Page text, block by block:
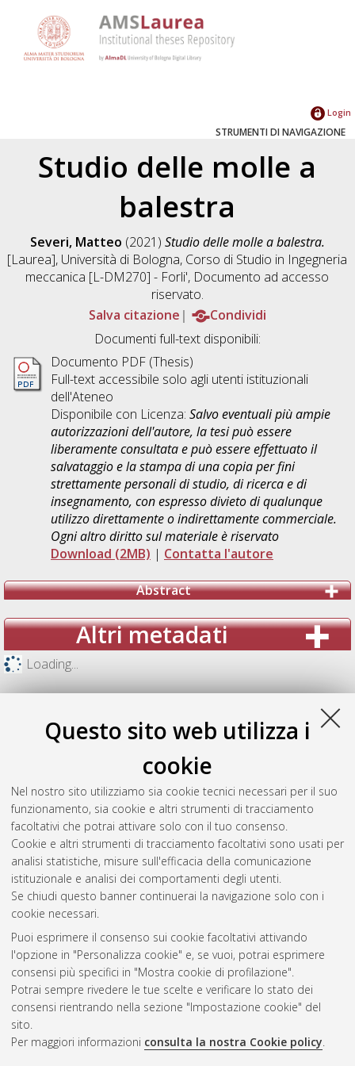
Questo sito web utilizza i
cookie
Nel nostro sito utilizziamo sia cookie tecnici necessari per il suo
funzionamento, sia cookie e altri strumenti di tracciamento
facoltativi che potrai attivare solo con il tuo consenso.
Cookie e altri strumenti di tracciamento facoltativi sono usati per
analisi statistiche, misure sull'efficacia della comunicazione
istituzionale e analisi dei comportamenti degli utenti.
Se chiudi questo banner continuerai la navigazione solo con i
cookie necessari.
Puoi esprimere il consenso sui cookie facoltativi attivando
l'opzione in "Personalizza cookie" e, se vuoi, potrai esprimere
consensi più specifici in "Mostra cookie di profilazione".
Potrai sempre rivedere le tue scelte e verificare lo stato dei
consensi rientrando nella sezione "Impostazione cookie" del
sito.
Per maggiori informazioni consulta la nostra Cookie policy.
Login
STRUMENTI DI NAVIGAZIONE
Studio delle molle a
balestra
Severi, Matteo (2021) Studio delle molle a balestra.
[Laurea], Università di Bologna, Corso di Studio in Ingegneria
meccanica [L-DM270] - Forli', Documento ad accesso
riservato.
Salva citazione
Condividi
Documenti full-text disponibili:
Documento PDF (Thesis)
Full-text accessibile solo agli utenti istituzionali
dell'Ateneo
Disponibile con Licenza: Salvo eventuali più ampie
autorizzazioni dell'autore, la tesi può essere
liberamente consultata e può essere effettuato il
salvataggio e la stampa di una copia per fini
strettamente personali di studio, di ricerca e di
insegnamento, con espresso divieto di qualunque
utilizzo direttamente o indirettamente commerciale.
Ogni altro diritto sul materiale è riservato
Download (2MB) | Contatta l'autore
Abstract
Altri metadati
Loading...
Gestione del documento:
Atom
Rss 1.0
Rss 2.0
AMS Laurea